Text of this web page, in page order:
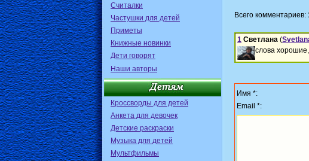
Считалки
Частушки для детей
Приметы
Книжные новинки
Дети говорят
Наши авторы
Кроссворды для детей
Анкета для девочек
Детские раскраски
Музыка для детей
Мультфильмы
Всего комментариев:
1 Светлана (
слова
Имя *:
Email *: